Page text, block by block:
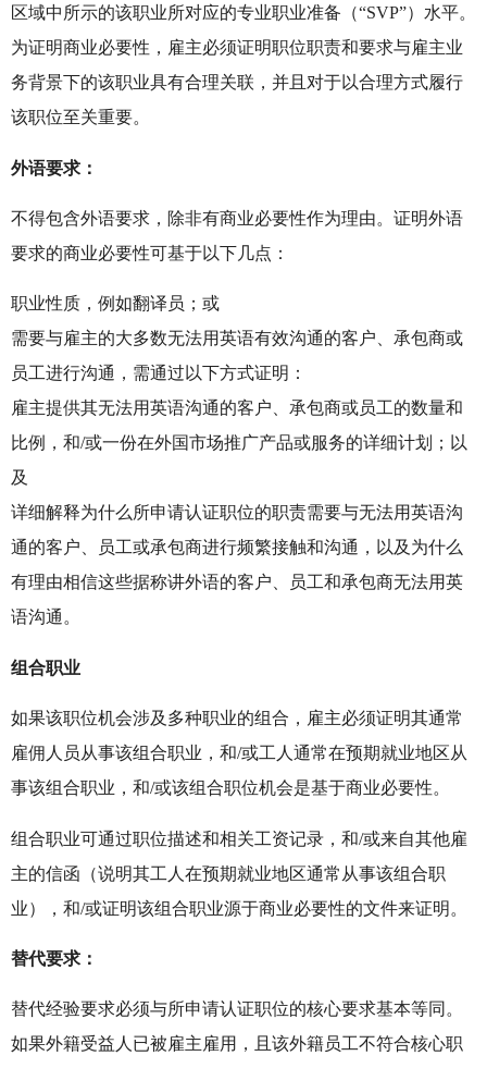
区域中所示的该职业所对应的专业职业准备（“SVP”）水平。
为证明商业必要性，雇主必须证明职位职责和要求与雇主业
务背景下的该职业具有合理关联，并且对于以合理方式履行
该职位至关重要。
外语要求：
不得包含外语要求，除非有商业必要性作为理由。证明外语
要求的商业必要性可基于以下几点：
职业性质，例如翻译员；或
需要与雇主的大多数无法用英语有效沟通的客户、承包商或
员工进行沟通，需通过以下方式证明：
雇主提供其无法用英语沟通的客户、承包商或员工的数量和
比例，和/或一份在外国市场推广产品或服务的详细计划；以
及
详细解释为什么所申请认证职位的职责需要与无法用英语沟
通的客户、员工或承包商进行频繁接触和沟通，以及为什么
有理由相信这些据称讲外语的客户、员工和承包商无法用英
语沟通。
组合职业
如果该职位机会涉及多种职业的组合，雇主必须证明其通常
雇佣人员从事该组合职业，和/或工人通常在预期就业地区从
事该组合职业，和/或该组合职位机会是基于商业必要性。
组合职业可通过职位描述和相关工资记录，和/或来自其他雇
主的信函（说明其工人在预期就业地区通常从事该组合职
业），和/或证明该组合职业源于商业必要性的文件来证明。
替代要求：
替代经验要求必须与所申请认证职位的核心要求基本等同。
如果外籍受益人已被雇主雇用，且该外籍员工不符合核心职